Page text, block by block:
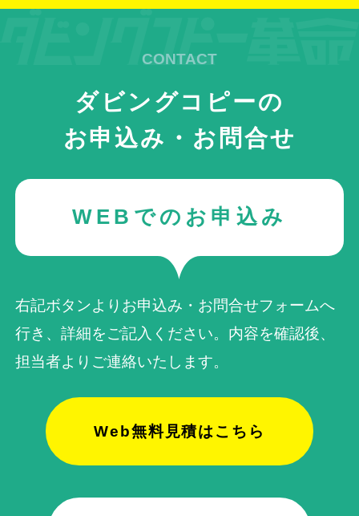
ダビングコピーの
お申込み・お問合せ
WEBでのお申込み
右記ボタンよりお申込み・お問合せフォームへ
行き、詳細をご記入ください。内容を確認後、
担当者よりご連絡いたします。
Web無料見積はこちら